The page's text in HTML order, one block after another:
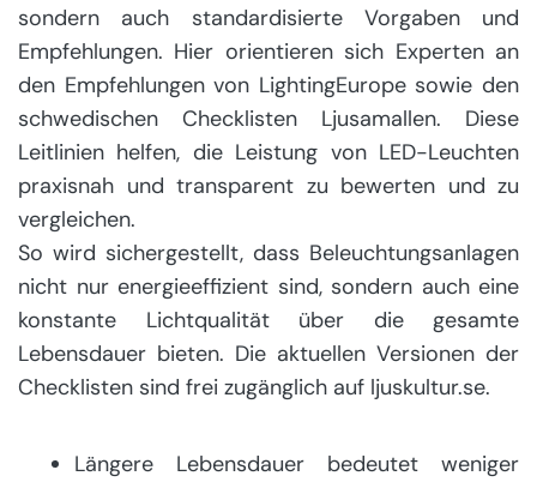
sondern auch standardisierte Vorgaben und
Empfehlungen. Hier orientieren sich Experten an
den Empfehlungen von LightingEurope sowie den
schwedischen Checklisten Ljusamallen. Diese
Leitlinien helfen, die Leistung von LED-Leuchten
praxisnah und transparent zu bewerten und zu
vergleichen.
So wird sichergestellt, dass Beleuchtungsanlagen
nicht nur energieeffizient sind, sondern auch eine
konstante Lichtqualität über die gesamte
Lebensdauer bieten. Die aktuellen Versionen der
Checklisten sind frei zugänglich auf ljuskultur.se.
Längere Lebensdauer bedeutet weniger